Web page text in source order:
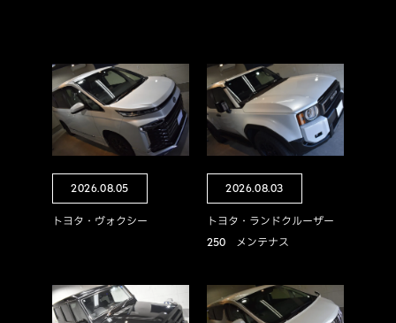
2026.08.05
トヨタ・ヴォクシー
2026.08.03
トヨタ・ランドクルーザー
250 メンテナス